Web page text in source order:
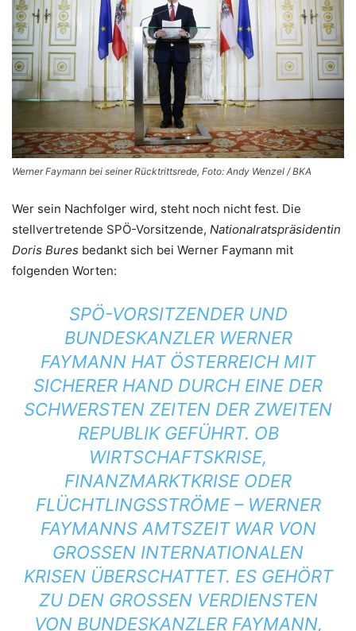
Werner Faymann bei seiner Rücktrittsrede, Foto: Andy Wenzel / BKA
Wer sein Nachfolger wird, steht noch nicht fest. Die
stellvertretende SPÖ-Vorsitzende, Nationalratspräsidentin
Doris Bures bedankt sich bei Werner Faymann mit
folgenden Worten:
SPÖ-VORSITZENDER UND
BUNDESKANZLER WERNER
FAYMANN HAT ÖSTERREICH MIT
SICHERER HAND DURCH EINE DER
SCHWERSTEN ZEITEN DER ZWEITEN
REPUBLIK GEFÜHRT. OB
WIRTSCHAFTSKRISE,
FINANZMARKTKRISE ODER
FLÜCHTLINGSSTRÖME – WERNER
FAYMANNS AMTSZEIT WAR VON
GROSSEN INTERNATIONALEN K
RISEN ÜBERSCHATTET. ES GEHÖRT Z
U DEN GROSSEN VERDIENSTEN VO
N BUNDESKANZLER FAYMANN, DA